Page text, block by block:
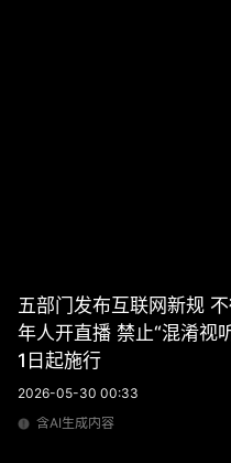
五部门发布互联网新规
年人开直播 禁止“混淆视
1日起施行
2026-05-30 00:33
含AI生成内容